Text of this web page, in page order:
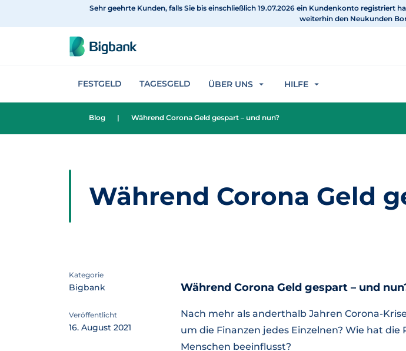
Sehr geehrte Kunden, falls Sie bis einschließlich 19.07.2026 ein Kundenkonto
weiterhin den Neukunden
FESTGELD TAGESGELD ÜBER UNS HILFE
Blog | Während Corona Geld gespart – und nun?
Während Corona Geld
Kategorie
Bigbank
Veröffentlicht
16. August 2021
Während Corona Geld gespart – und
Nach mehr als anderthalb Jahren Corona-
um die Finanzen jedes Einzelnen? Wie hat
Menschen beeinflusst?